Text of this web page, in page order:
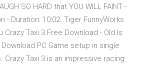
SO HARD that YOU WILL FAINT -
- Duration: 10:02. Tiger FunnyWorks
Taxi 3 Free Download - Old Is
PC Game setup in single
Crazy Taxi 3 is an impressive racing